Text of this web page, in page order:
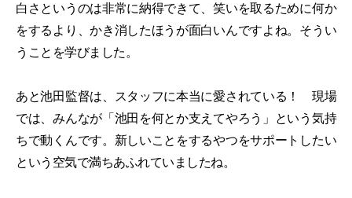
白さというのは非常に納得できて、笑いを取るために何か
をするより、かき消したほうが面白いんですよね。そうい
うことを学びました。
あと池田監督は、スタッフに本当に愛されている！ 現場
では、みんなが「池田を何とか支えてやろう」という気持
ちで動くんです。新しいことをするやつをサポートしたい
という空気で満ちあふれていましたね。